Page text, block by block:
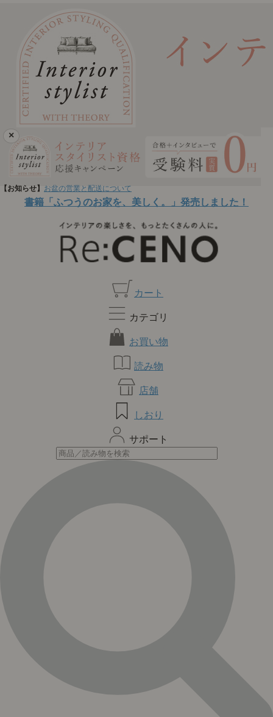
×
【お知らせ】 お盆の営業と配送について
書籍「ふつうのお家を、美しく。」発売しました！
カート
カテゴリ
お買い物
読み物
店舗
しおり
サポート